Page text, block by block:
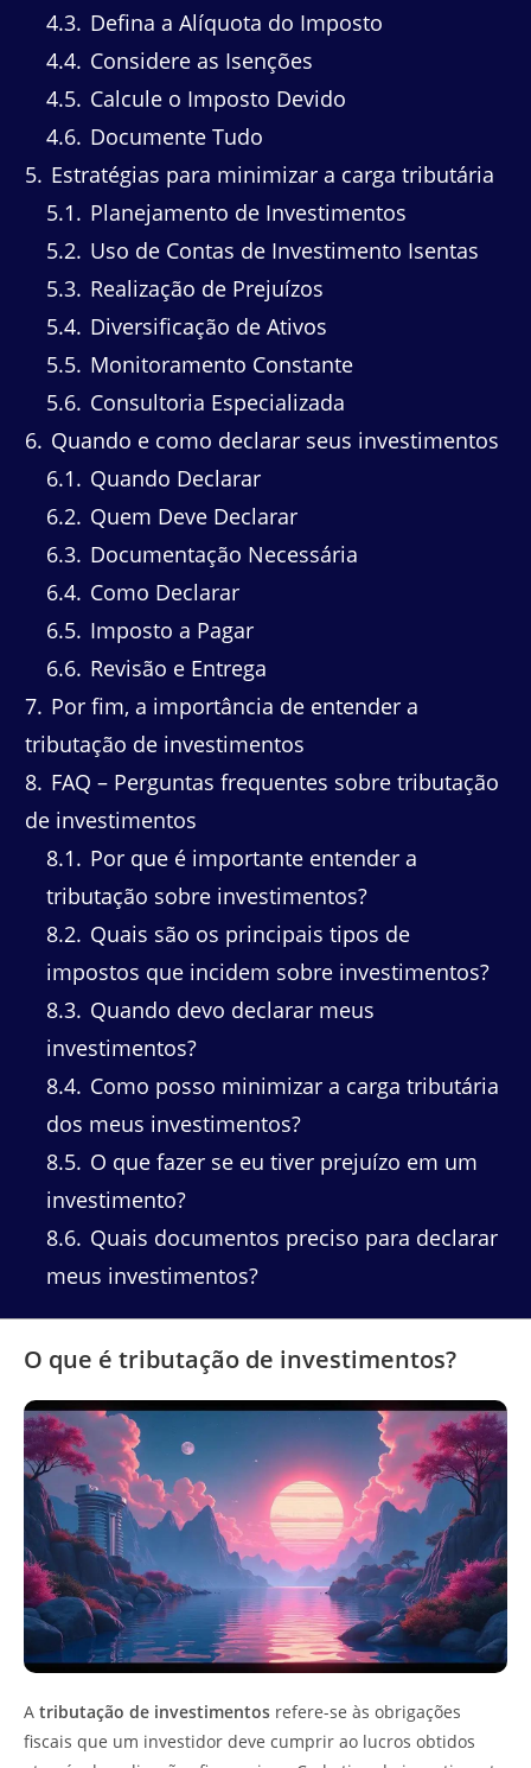
4.3 Defina a Alíquota do Imposto
4.4 Considere as Isenções
4.5 Calcule o Imposto Devido
4.6 Documente Tudo
5 Estratégias para minimizar a carga tributária
5.1
Planejamento de Investimentos
5.2 Uso de Contas de Investimento Isentas
5.3 Realização de Prejuízos
5.4 Diversificação de Ativos
5.5 Monitoramento Constante
5.6 Consultoria Especializada
6 Quando e como declarar seus investimentos
6.1
Quando Declarar
6.2 Quem Deve Declarar
6.3 Documentação Necessária
6.4 Como Declarar
6.5 Imposto a Pagar
6.6 Revisão e Entrega
7 Por fim, a importância de entender a
tributação de investimentos
8 FAQ – Perguntas frequentes sobre tributação
de investimentos
8.1
Por que é importante entender a
tributação sobre investimentos?
8.2 Quais são os principais tipos de
impostos que incidem sobre investimentos?
8.3 Quando devo declarar meus
investimentos?
8.4 Como posso minimizar a carga tributária
dos meus investimentos?
8.5 O que fazer se eu tiver prejuízo em um
investimento?
8.6 Quais documentos preciso para declarar
meus investimentos?
O que é tributação de investimentos?
A tributação de investimentos refere-se às obrigações
fiscais que um investidor deve cumprir ao lucros obtidos